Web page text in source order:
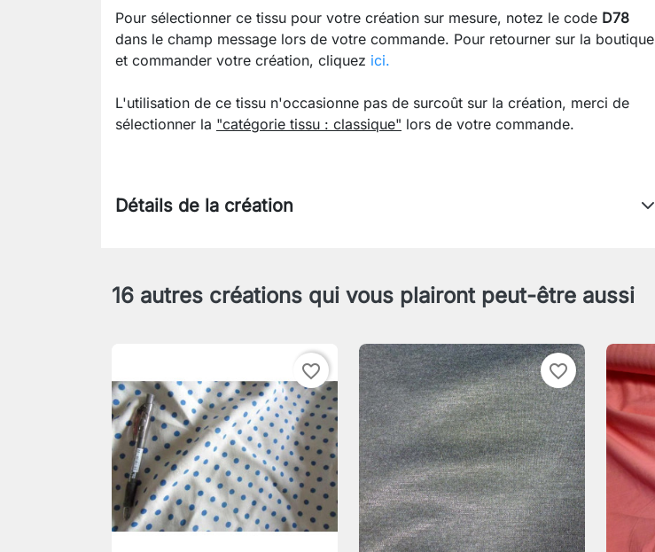
Pour sélectionner ce tissu pour votre création sur mesure, notez le code D78
dans le champ message lors de votre commande. Pour retourner sur la boutique
et commander votre création, cliquez ici.
L'utilisation de ce tissu n'occasionne pas de surcoût sur la création, merci de
sélectionner la "catégorie tissu : classique" lors de votre commande.
Détails de la création
16 autres créations qui vous plairont peut-être aussi
favorite_border favorite_border